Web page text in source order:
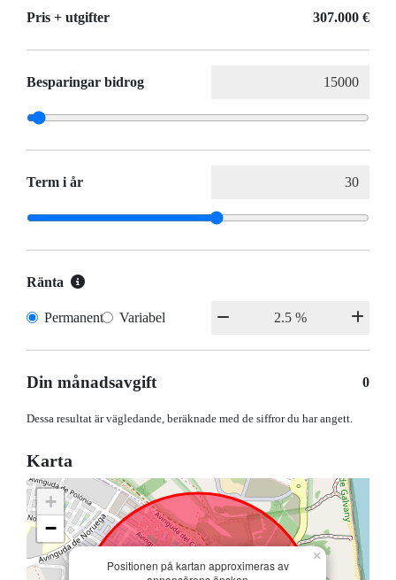
Pris + utgifter 307.000 €
Besparingar bidrog
Term i år
Ränta
Permanent Variabel
Din månadsavgift 0
Dessa resultat är vägledande, beräknade med de siffror du har angett.
Karta
Positionen på kartan approximeras av
×
+
−